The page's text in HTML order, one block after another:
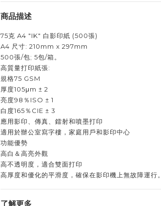
商品描述
75克 A4 "IK" 白影印紙 (500張)
A4 尺寸: 210mm x 297mm
500張/包; 5包/箱。
高質量打印紙張:
規格75 GSM
厚度105μm ± 2
亮度98％ISO ± 1
白度165％CIE ± 3
應用影印、傳真、鐳射和噴墨打印
適用於辦公室寫字樓，家庭用戶和影印中心
功能優勢
高白＆高亮外觀
高不透明度，適合雙面打印
高厚度和優化的平滑度，確保在影印機上無故障運行。
了解更多